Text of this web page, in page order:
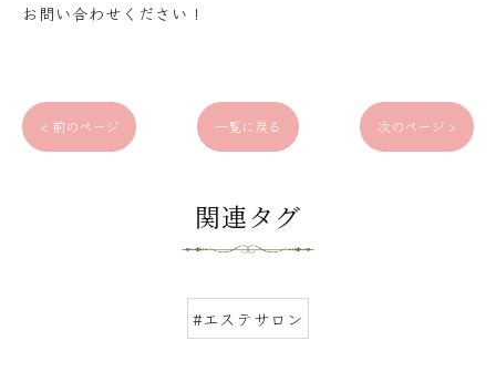
お問い合わせください！
< 前のページ 一覧に戻る 次のページ >
関連タグ
#エステサロン